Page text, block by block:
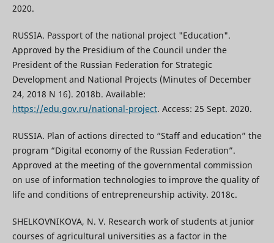
2020.
RUSSIA. Passport of the national project "Education".
Approved by the Presidium of the Council under the
President of the Russian Federation for Strategic
Development and National Projects (Minutes of December
24, 2018 N 16). 2018b. Available:
https://edu.gov.ru/national-project. Access: 25 Sept. 2020.
RUSSIA. Plan of actions directed to “Staff and education” the
program “Digital economy of the Russian Federation”.
Approved at the meeting of the governmental commission
on use of information technologies to improve the quality of
life and conditions of entrepreneurship activity. 2018c.
SHELKOVNIKOVA, N. V. Research work of students at junior
courses of agricultural universities as a factor in the